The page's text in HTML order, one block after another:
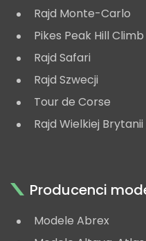
Rajd Monte-Carlo
Pikes Peak Hill Climb
Rajd Safari
Rajd Szwecji
Tour de Corse
Rajd Wielkiej
Producenci
Modele Abrex